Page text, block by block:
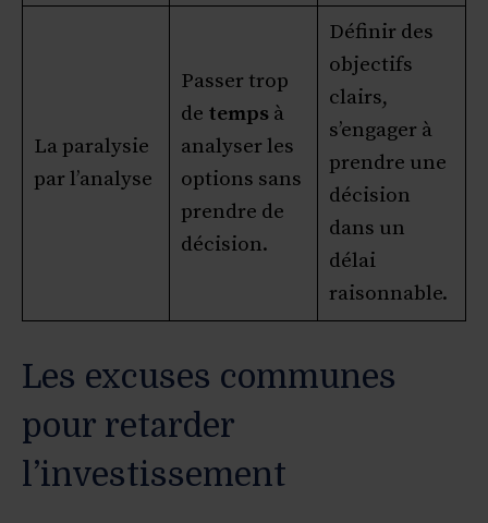
La paralysie
par l’analyse
Passer trop
de tempsà
analyser les
options sans
prendre de
décision.
Définir des
objectifs
clairs,
s’engager à
prendre une
décision
dans un
délai
raisonnable.
Les excuses communes
pour retarder
l’investissement